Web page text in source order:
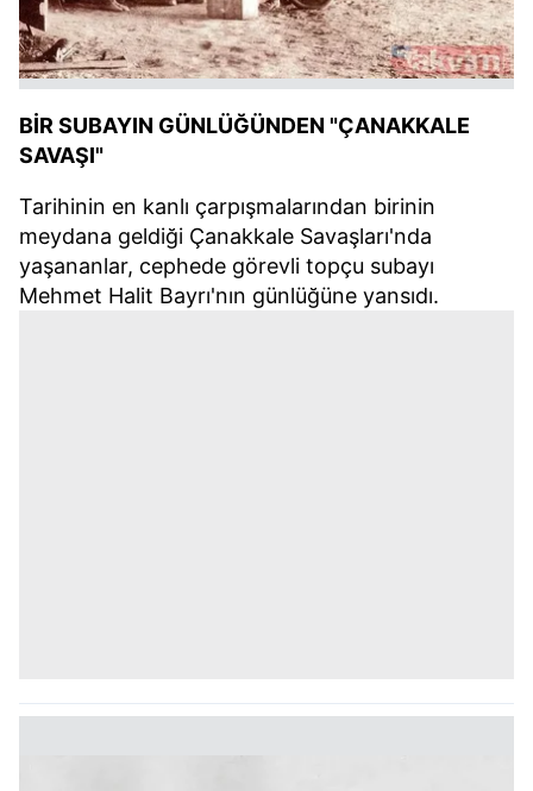
BİR SUBAYIN GÜNLÜĞÜNDEN "ÇANAKKALE
SAVAŞI"
Tarihinin en kanlı çarpışmalarından birinin
meydana geldiği Çanakkale Savaşları'nda
yaşananlar, cephede görevli topçu subayı
Mehmet Halit Bayrı'nın günlüğüne yansıdı.